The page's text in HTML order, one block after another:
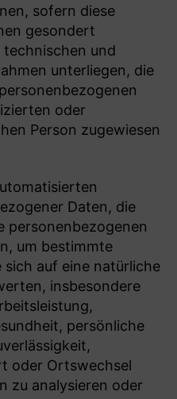
sofern diese
gesondert
und
unterliegen, die
oder
Person zugewiesen
Daten, die
personenbezogenen
um bestimmte
auf eine natürliche
insbesondere
persönliche
oder Ortswechsel
zu analysieren oder